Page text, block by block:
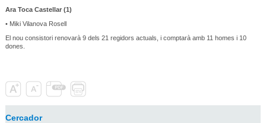
Ara Toca Castellar (1)
• Miki Vilanova Rosell
El nou consistori renovarà 9 dels 21 regidors actuals, i comptarà amb 11 homes i 10
dones.
Cercador